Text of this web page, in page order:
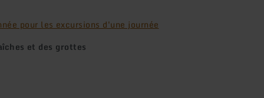
pour les excursions d'une journée
et des grottes